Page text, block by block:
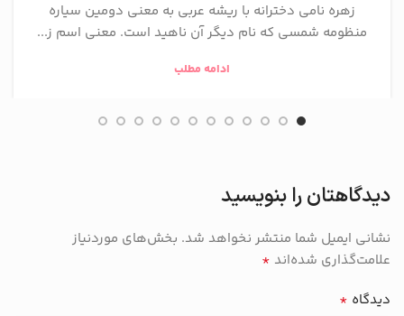
زهره نامی دخترانه با ریشه عربی به معنی دومین سیاره
منظومه شمسی که نام دیگر آن ناهید است. معنی اسم ز...
ادامه مطلب
دیدگاهتان را بنویسید
نشانی ایمیل شما منتشر نخواهد شد. بخش‌های موردنیاز
علامت‌گذاری شده‌اند *
دیدگاه *